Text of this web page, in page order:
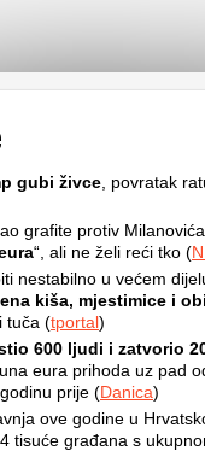
gubi živce , povratak
grafite protiv
“, ali ne želi reći tko (
nestabilno u većem
kiša, mjestimice i
tuča (tportal)
600 ljudi i zatvorio
eura prihoda uz pad
prije (Danica)
ove godine u
tisuće građana s